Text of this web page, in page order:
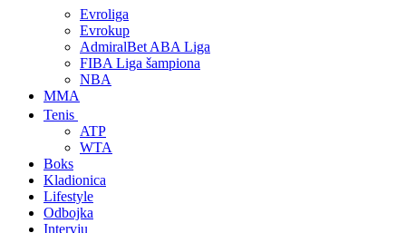
Evroliga
Evrokup
AdmiralBet ABA Liga
FIBA Liga šampiona
NBA
MMA
Tenis
ATP
WTA
Boks
Kladionica
Lifestyle
Odbojka
Intervju